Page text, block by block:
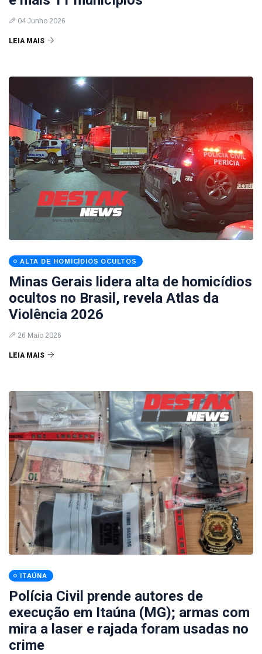
04 Junho 2026
LEIA MAIS
ALTA DE HOMICÍDIOS OCULTOS
Minas Gerais lidera alta de homicídios
ocultos no Brasil, revela Atlas da
Violência 2026
26 Maio 2026
LEIA MAIS
ITAÚNA
Polícia Civil prende autores de
execução em Itaúna (MG); armas com
mira a laser e rajada foram usadas no
crime